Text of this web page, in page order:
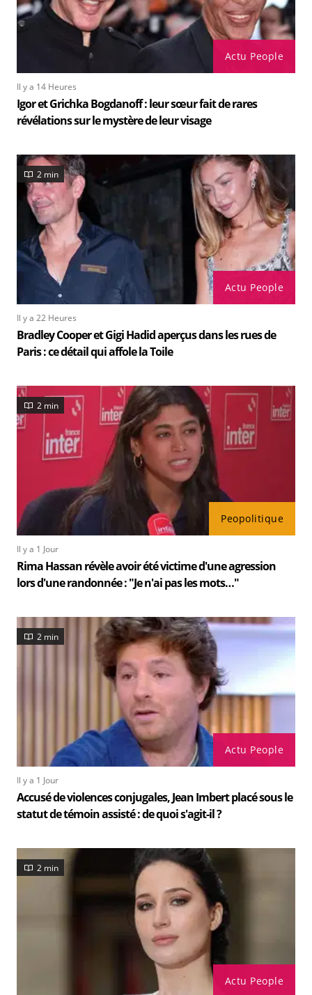
Actu People
Il y a 14 Heures
Igor et Grichka Bogdanoff : leur sœur fait de rares
révélations sur le mystère de leur visage
Actu People
2 min
Il y a 22 Heures
Bradley Cooper et Gigi Hadid aperçus dans les rues de
Paris : ce détail qui affole la Toile
Peopolitique
2 min
Il y a 1 Jour
Rima Hassan révèle avoir été victime d'une agression
lors d'une randonnée : "Je n'ai pas les mots…"
Actu People
2 min
Il y a 1 Jour
Accusé de violences conjugales, Jean Imbert placé sous le
statut de témoin assisté : de quoi s'agit-il ?
Actu People
2 min